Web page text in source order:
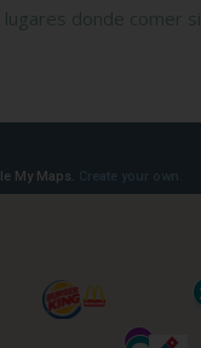
lugares donde comer